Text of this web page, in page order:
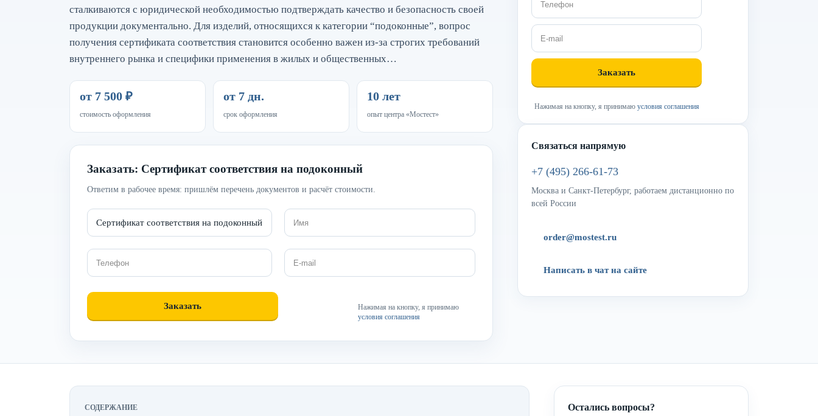
сталкиваются с юридической необходимостью подтверждать качество и безопасность своей
продукции документально. Для изделий, относящихся к категории “подоконные”, вопрос
получения сертификата соответствия становится особенно важен из-за строгих требований
внутреннего рынка и специфики применения в жилых и общественных…
от 7 500 ₽
стоимость оформления
от 7 дн.
срок оформления
10 лет
опыт центра «Мостест»
Заказать: Сертификат соответствия на подоконный
Ответим в рабочее время: пришлём перечень документов и расчёт стоимости.
Нажимая на кнопку, я принимаю
условия соглашения
Нажимая на кнопку, я принимаю условия соглашения
Связаться напрямую
+7 (495) 266-61-73
Москва и Санкт-Петербург, работаем дистанционно по
всей России
order@mostest.ru
Написать в чат на сайте
СОДЕРЖАНИЕ Остались вопросы?